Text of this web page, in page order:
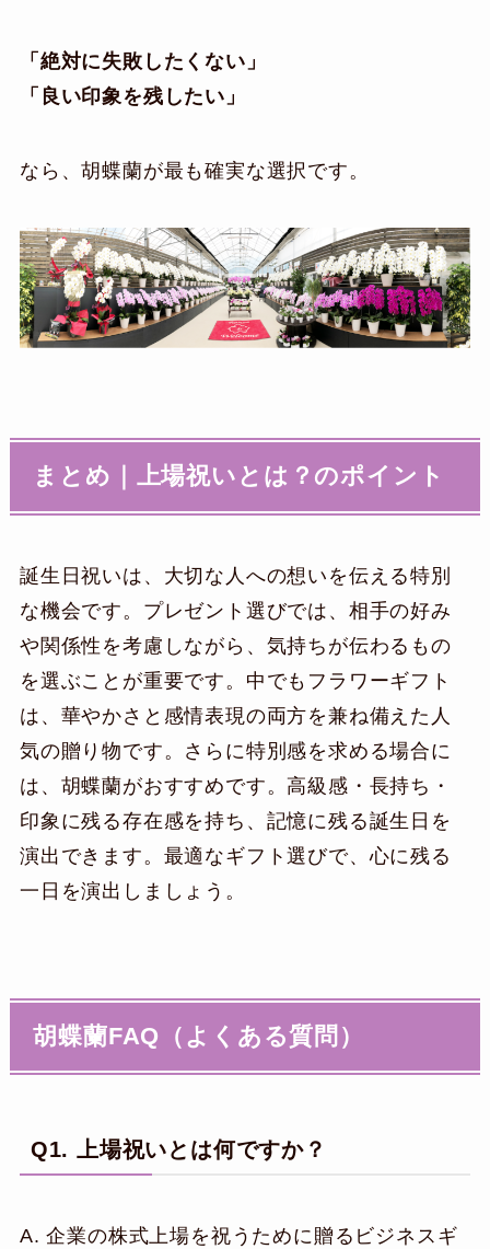
「絶対に失敗したくない」
「良い印象を残したい」
なら、胡蝶蘭が最も確実な選択です。
まとめ｜ 上場祝いとは？ のポイント
誕生日祝いは、大切な人への想いを伝える特別
な機会です。プレゼント選びでは、相手の好み
や関係性を考慮しながら、気持ちが伝わるもの
を選ぶことが重要です。中でもフラワーギフト
は、華やかさと感情表現の両方を兼ね備えた人
気の贈り物です。さらに特別感を求める場合に
は、胡蝶蘭がおすすめです。高級感・長持ち・
印象に残る存在感を持ち、記憶に残る誕生日を
演出できます。最適なギフト選びで、心に残る
一日を演出しましょう。
胡蝶蘭FAQ（よくある質問）
Q1. 上場祝いとは何ですか？
A. 企業の株式上場を祝うために贈るビジネスギ